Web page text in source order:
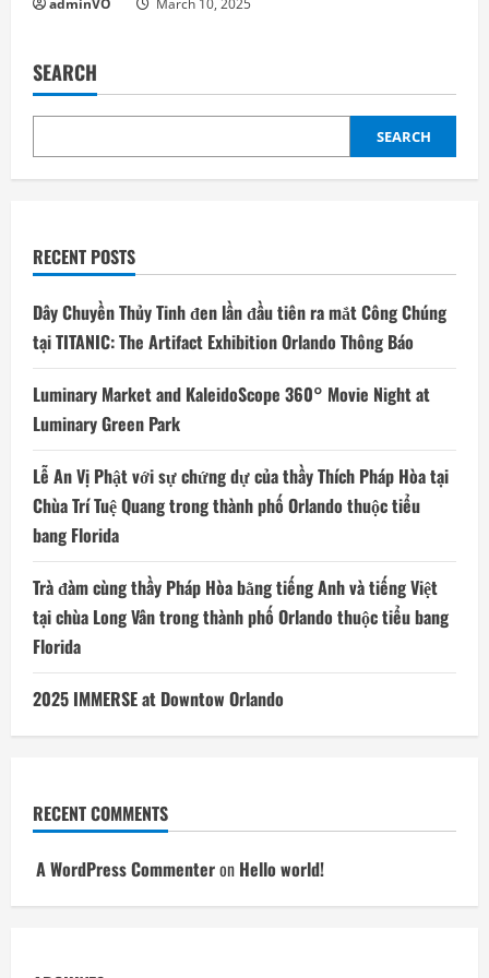
adminVO March 10, 2025
SEARCH
SEARCH
RECENT POSTS
Dây Chuyền Thủy Tinh đen lần đầu tiên ra mắt Công Chúng
tại TITANIC: The Artifact Exhibition Orlando Thông Báo
Luminary Market and KaleidoScope 360° Movie Night at
Luminary Green Park
Lễ An Vị Phật với sự chứng dự của thầy Thích Pháp Hòa tại
Chùa Trí Tuệ Quang trong thành phố Orlando thuộc tiểu
bang Florida
Trà đàm cùng thầy Pháp Hòa bằng tiếng Anh và tiếng Việt
tại chùa Long Vân trong thành phố Orlando thuộc tiểu bang
Florida
2025 IMMERSE at Downtow Orlando
RECENT COMMENTS
A WordPress Commenteron Hello world!